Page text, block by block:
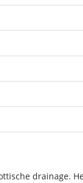
drainage.